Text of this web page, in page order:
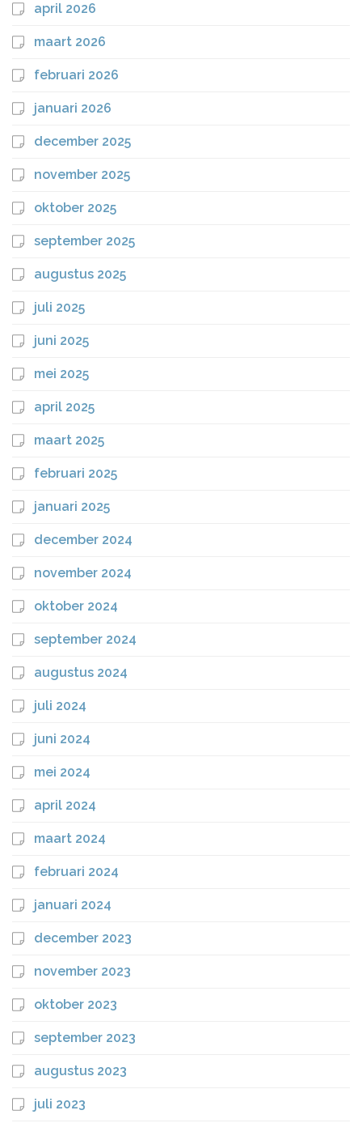
april 2026
maart 2026
februari 2026
januari 2026
december 2025
november 2025
oktober 2025
september 2025
augustus 2025
juli 2025
juni 2025
mei 2025
april 2025
maart 2025
februari 2025
januari 2025
december 2024
november 2024
oktober 2024
september 2024
augustus 2024
juli 2024
juni 2024
mei 2024
april 2024
maart 2024
februari 2024
januari 2024
december 2023
november 2023
oktober 2023
september 2023
augustus 2023
juli 2023